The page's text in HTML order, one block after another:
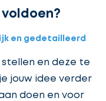
en gedetailleerd
en deze te
jouw idee verder
doen en voor